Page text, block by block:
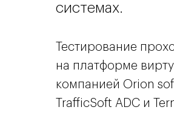
системах.
Тестирование
на платформе
компанией Orion
TrafficSoft ADC и